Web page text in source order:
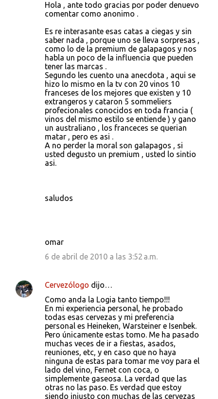
Hola , ante todo gracias por poder denuevo
comentar como anonimo .
Es re interasante esas catas a ciegas y sin
saber nada , porque uno se lleva sorpresas ,
como lo de la premium de galapagos y nos
habla un poco de la influencia que pueden
tener las marcas .
Segundo les cuento una anecdota , aqui se
hizo lo mismo en la tv con 20 vinos 10
franceses de los mejores que existen y 10
extrangeros y cataron 5 sommeliers
profecionales conocidos en toda francia (
vinos del mismo estilo se entiende ) y gano
un australiano , los franceces se querian
matar , pero es asi .
A no perder la moral son galapagos , si
usted degusto un premium , usted lo sintio
asi.
saludos
omar
6 de abril de 2010 a las 3:52 a.m.
Cervezólogo dijo…
Como anda la Logia tanto tiempo!!!
En mi experiencia personal, he probado
todas esas cervezas y mi preferencia
personal es Heineken, Warsteiner e Isenbek.
Pero únicamente estas tomo. Me ha pasado
muchas veces de ir a fiestas, asados,
reuniones, etc, y en caso que no haya
ninguna de estas para tomar me voy para el
lado del vino, Fernet con coca, o
simplemente gaseosa. La verdad que las
otras no las paso. Es verdad que estoy
siendo injusto con muchas de las cervezas